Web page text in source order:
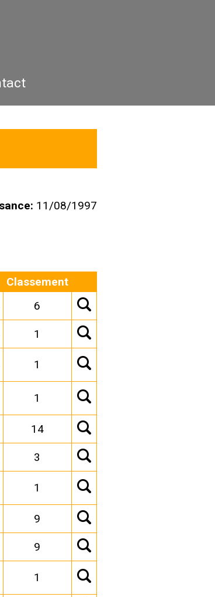
11/08/1997
Classement
6
1
1
1
14
3
1
9
9
1